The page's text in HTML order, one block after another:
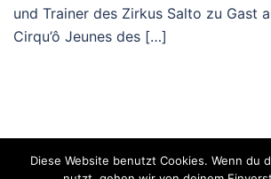
und Trainer des Zirkus Salto zu Gast
Cirqu’ô Jeunes des […]
Diese Website benutzt Cookies. Wenn du